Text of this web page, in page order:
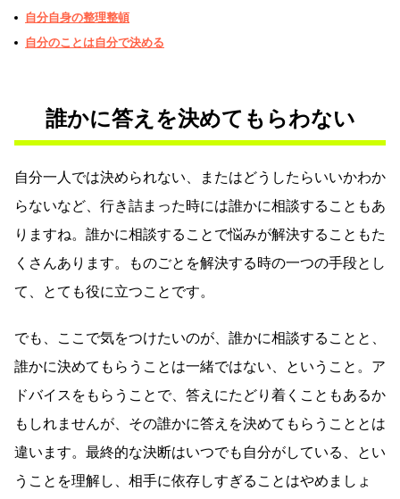
自分自身の整理整頓
自分のことは自分で決める
誰かに答えを決めてもらわない
自分一人では決められない、またはどうしたらいいかわか
らないなど、行き詰まった時には誰かに相談することもあ
りますね。誰かに相談することで悩みが解決することもた
くさんあります。ものごとを解決する時の一つの手段とし
て、とても役に立つことです。
でも、ここで気をつけたいのが、誰かに相談することと、
誰かに決めてもらうことは一緒ではない、ということ。ア
ドバイスをもらうことで、答えにたどり着くこともあるか
もしれませんが、その誰かに答えを決めてもらうこととは
違います。最終的な決断はいつでも自分がしている、とい
うことを理解し、相手に依存しすぎることはやめましょ